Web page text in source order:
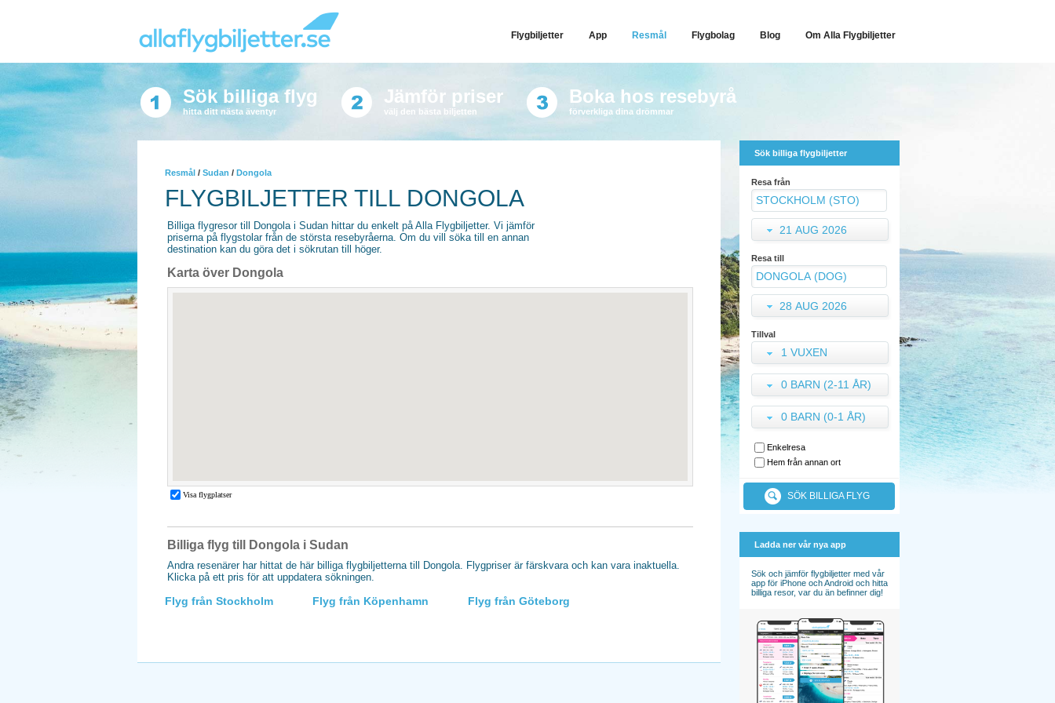
Flygbiljetter App Resmål Flygbolag Blog Om Alla Flygbiljetter
Sök billiga flyg
hitta ditt nästa äventyr
Jämför priser
välj den bästa biljetten
Boka hos resebyrå
förverkliga dina drömmar
Resmål / Sudan / Dongola
FLYGBILJETTER TILL DONGOLA
Billiga flygresor till Dongola i Sudan hittar du enkelt på Alla Flygbiljetter. Vi jämför
priserna på flygstolar från de största resebyråerna. Om du vill söka till en annan
destination kan du göra det i sökrutan till höger.
Karta över Dongola
Billiga flyg till Dongola i Sudan
Andra resenärer har hittat de här billiga flygbiljetterna till Dongola. Flygpriser är färskvara och kan vara inaktuella.
Klicka på ett pris för att uppdatera sökningen.
Flyg från Stockholm Flyg från Köpenhamn Flyg från Göteborg
Sök billiga flygbiljetter
Resa från
21 AUG 2026
Resa till
28 AUG 2026
Tillval
1 VUXEN
0 BARN (2-11 ÅR)
0 BARN (0-1 ÅR)
Enkelresa
Hem från annan ort
SÖK BILLIGA FLYG
Ladda ner vår nya app
Sök och jämför flygbiljetter med vår
app för iPhone och Android och hitta
billiga resor, var du än befinner dig!